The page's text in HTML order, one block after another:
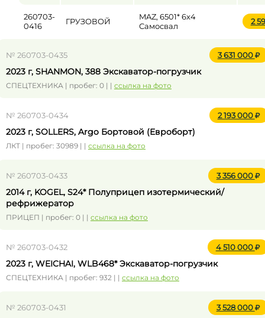
260703-
0416
ГРУЗОВОЙ
MAZ, 6501* 6x4
Самосвал
2
№ 260703-0435 3 631 000
2023 г, SHANMON, 388 Экскаватор-погрузчик
СПЕЦТЕХНИКА | пробег: 0 | | ссылка на фото
№ 260703-0434 2 193 000
2023 г, SOLLERS, Argo Бортовой (Евроборт)
ЛКТ | пробег: 30989 | | ссылка на фото
№ 260703-0433 3 356 000
2014 г, KOGEL, S24* Полуприцеп изотермический/
рефрижератор
ПРИЦЕП | пробег: 0 | | ссылка на фото
№ 260703-0432 4 510 000
2023 г, WEICHAI, WLB468* Экскаватор-погрузчик
СПЕЦТЕХНИКА | пробег: 932 | | ссылка на фото
№ 260703-0431 3 528 000